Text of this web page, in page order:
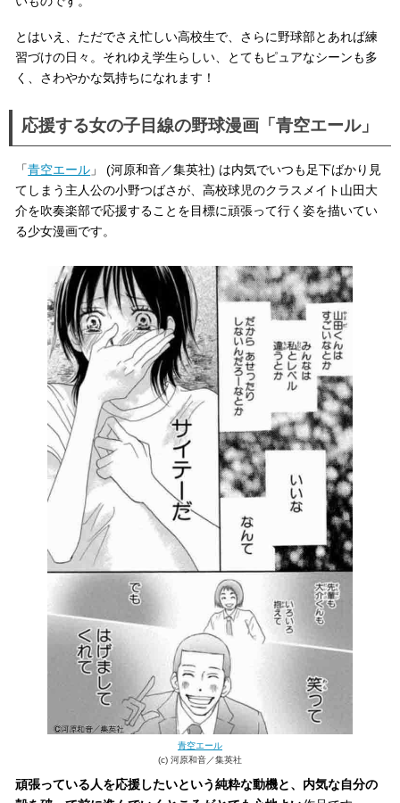
とはいえ、ただでさえ忙しい高校生で、さらに野球部とあれば練
習づけの日々。それゆえ学生らしい、とてもピュアなシーンも多
く、さわやかな気持ちになれます！
応援する女の子目線の野球漫画「青空エール」
「青空エール 」 (河原和音／集英社) は内気でいつも足下ばかり見
てしまう主人公の小野つばさが、高校球児のクラスメイト山田大
介を吹奏楽部で応援することを目標に頑張って行く姿を描いてい
る少女漫画です。
青空エール
(c) 河原和音／集英社
頑張っている人を応援したいという純粋な動機と、内気な自分の